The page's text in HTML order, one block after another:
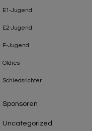
E1-Jugend
E2-Jugend
F-Jugend
Oldies
Schiedsrichter
Sponsoren
Uncategorized